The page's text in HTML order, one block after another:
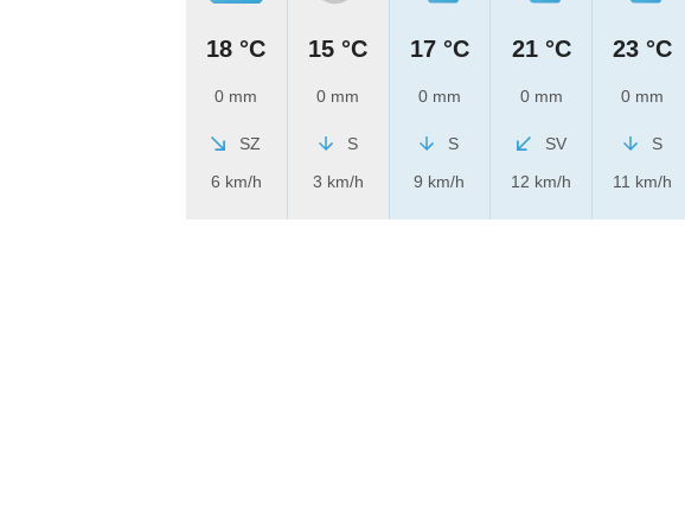
18 °C
0 mm
SZ
6 km/h
15 °C
0 mm
S
3 km/h
17 °C
0 mm
S
9 km/h
21 °C
0 mm
SV
12 km/h
23 °C
0 mm
S
11 km/h